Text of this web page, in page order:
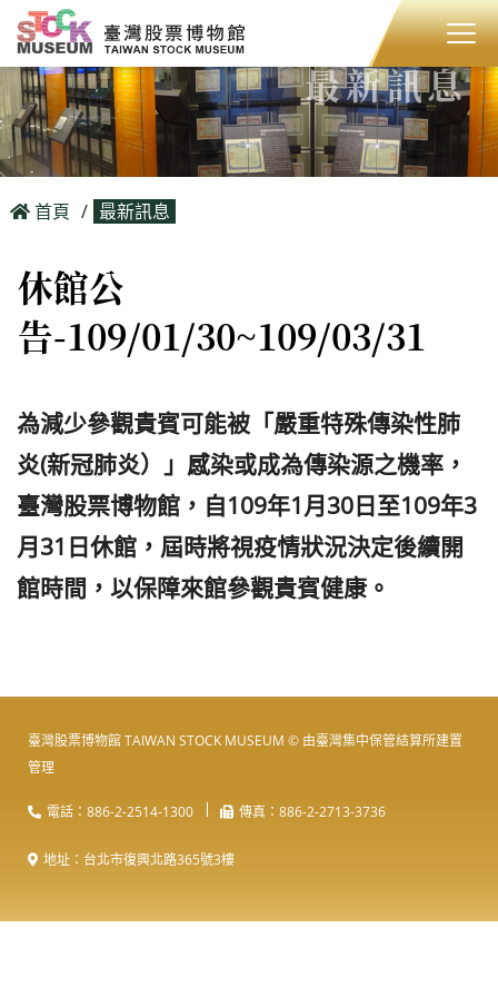
最新訊息
首頁 最新訊息
休館公
告-109/01/30~109/03/31
為減少參觀貴賓可能被「嚴重特殊傳染性肺
炎(新冠肺炎）」感染或成為傳染源之機率，
臺灣股票博物館，自109年1月30日至109年3
月31日休館，屆時將視疫情狀況決定後續開
館時間，以保障來館參觀貴賓健康。
臺灣股票博物館 TAIWAN STOCK MUSEUM © 由臺灣集中保管結算所建置
管理
電話：886-2-2514-1300 傳真：886-2-2713-3736
地址：台北市復興北路365號3樓